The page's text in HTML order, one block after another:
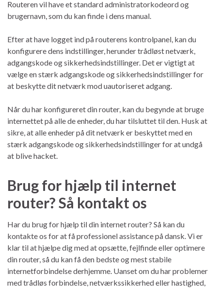
Routeren vil have et standard administratorkodeord og
brugernavn, som du kan finde i dens manual.
Efter at have logget ind på routerens kontrolpanel, kan du
konfigurere dens indstillinger, herunder trådløst netværk,
adgangskode og sikkerhedsindstillinger. Det er vigtigt at
vælge en stærk adgangskode og sikkerhedsindstillinger for
at beskytte dit netværk mod uautoriseret adgang.
Når du har konfigureret din router, kan du begynde at bruge
internettet på alle de enheder, du har tilsluttet til den. Husk at
sikre, at alle enheder på dit netværk er beskyttet med en
stærk adgangskode og sikkerhedsindstillinger for at undgå
at blive hacket.
Brug for hjælp til internet
router? Så kontakt os
Har du brug for hjælp til din internet router? Så kan du
kontakte os for at få professionel assistance på dansk. Vi er
klar til at hjælpe dig med at opsætte, fejlfinde eller optimere
din router, så du kan få den bedste og mest stabile
internetforbindelse derhjemme. Uanset om du har problemer
med trådløs forbindelse, netværkssikkerhed eller hastighed,